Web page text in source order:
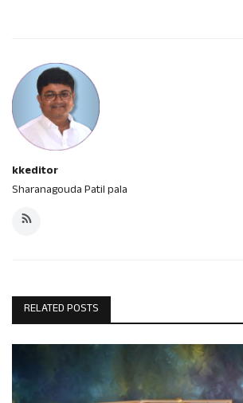
kkeditor
Sharanagouda Patil pala
RELATED POSTS